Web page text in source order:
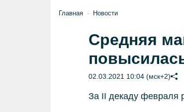
Главная Новости
Средняя
02.03.2021 10:04 (мск+2)
За II декаду февраля